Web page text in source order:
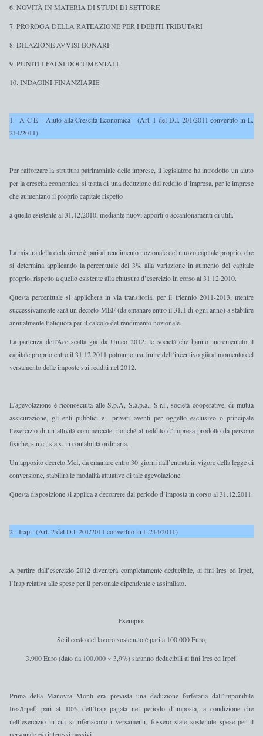
6. NOVITÀ IN MATERIA DI STUDI DI SETTORE
7. PROROGA DELLA RATEAZIONE PER I DEBITI TRIBUTARI
8. DILAZIONE AVVISI BONARI
9. PUNITI I FALSI DOCUMENTALI
10. INDAGINI FINANZIARIE
1.- A C E – Aiuto alla Crescita Economica - (Art. 1 del D.l. 201/2011 convertito in L.
214/2011)
Per rafforzare la struttura patrimoniale delle imprese, il legislatore ha introdotto un aiuto
per la crescita economica: si tratta di unadeduzione dal reddito d’impresa, per le imprese
che aumentano il proprio capitale rispetto
a quello esistente al 31.12.2010 , mediante nuovi apporti o accantonamenti di utili.
La misura della deduzione èpari al rendimento nozionale del nuovo capitale proprio,che
si determina applicando la percentuale del 3% alla variazione in aumento del capitale
proprio , rispetto a quello esistente alla chiusura d’esercizio in corso al 31.12.2010.
Questa percentuale si applicherà in via transitoria, per il triennio 2011-2013, mentre
successivamente sarà un decreto MEF (da emanare entro il 31.1 di ogni anno) a stabilire
annualmente l’aliquota per il calcolo del rendimento nozionale.
La partenza dell’Ace scatta già da Unico 2012: le società che hanno incrementato il
capitale proprio entro il 31.12.2011 potranno usufruire dell’incentivo già al momento del
versamento delle imposte sui redditi nel 2012.
L’agevolazione è riconosciuta alle S.p.A, S.a.p.a., S.r.l., società cooperative, di mutua
assicurazione, gli enti pubblici e privati aventi per oggetto esclusivo o principale
l’esercizio di un’attività commerciale, nonché al reddito d’impresa prodotto da persone
fisiche, s.n.c., s.a.s. in contabilità ordinaria.
Un apposito decreto Mef, da emanare entro 30 giorni dall’entrata in vigore della legge di
conversione, stabilirà le modalità attuative di tale agevolazione.
Questa disposizione si applica a decorrere dal periodo d’imposta in corso al 31.12.2011.
2.- Irap - (Art. 2 del D.l. 201/2011 convertito in L.214/2011)
A partire dall’esercizio 2012 diventerà completamente deducibile , ai fini Ires ed Irpef,
l’Irap relativa alle spese per il personale dipendente e assimilato.
Esempio:
Se il costo del lavoro sostenuto è pari a 100.000 Euro,
3.900 Euro (dato da 100.000 × 3,9%) saranno deducibili ai fini Ires ed Irpef.
Prima della Manovra Monti era prevista una deduzione forfetaria dall’imponibile
Ires/Irpef, pari al 10% dell’Irap pagata nel periodo d’imposta, a condizione che
nell’esercizio in cui si riferiscono i versamenti, fossero state sostenute spese per il
personale e/o interessi passivi.